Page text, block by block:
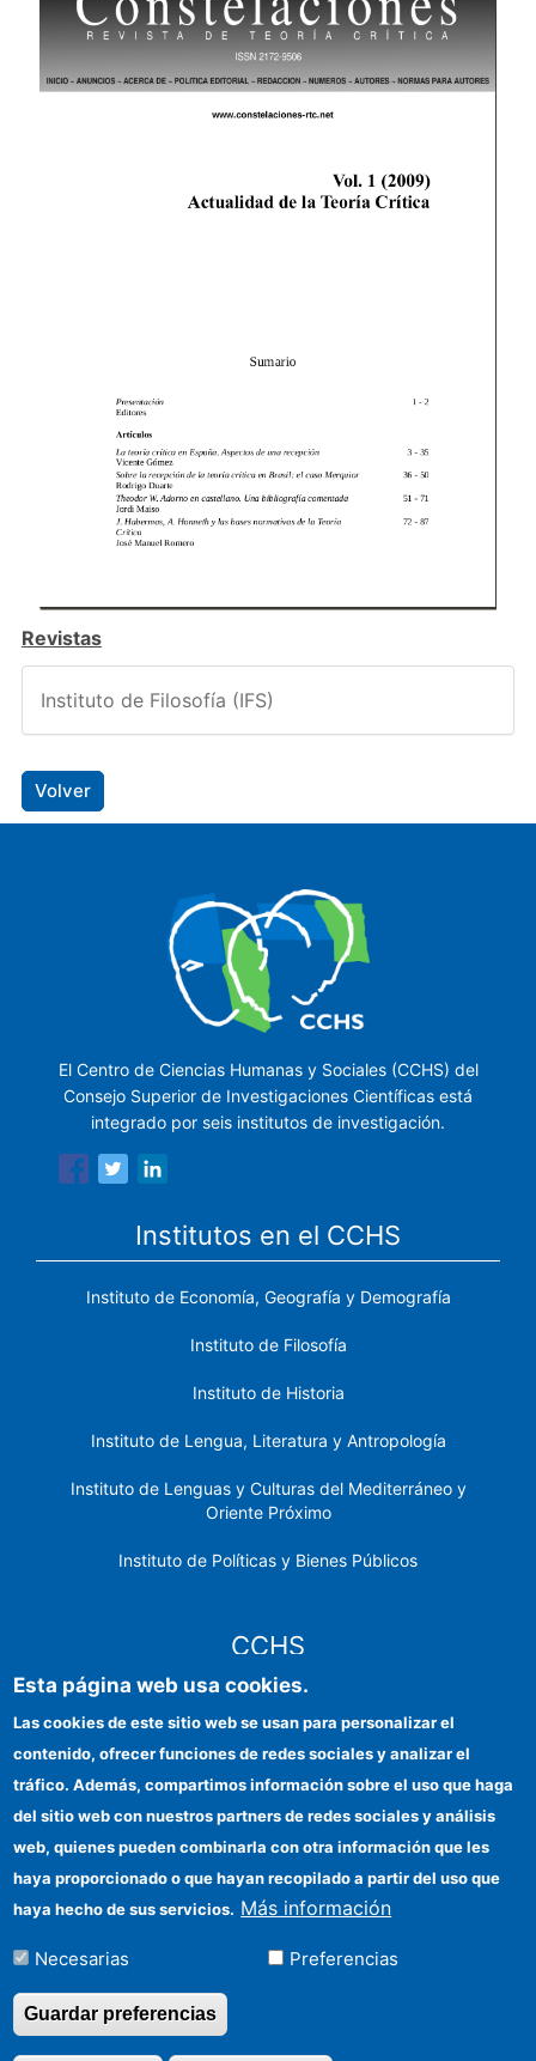
Revistas
Instituto de Filosofía (IFS)
Volver
El Centro de Ciencias Humanas y Sociales (CCHS) del
Consejo Superior de Investigaciones Científicas está
integrado por seis institutos de investigación.
Institutos en el CCHS
Instituto de Economía, Geografía y Demografía
Instituto de Filosofía
Instituto de Historia
Instituto de Lengua, Literatura y Antropología
Instituto de Lenguas y Culturas del Mediterráneo y
Oriente Próximo
Instituto de Políticas y Bienes Públicos
CCHS
Identidad institucional
Ayudas FEDER
Organismos financiadores
Contacto
Cómo llegar
Esta página web usa cookies.
Las cookies de este sitio web se usan para personalizar el
contenido, ofrecer funciones de redes sociales y analizar el
tráfico. Además, compartimos información sobre el uso que haga
del sitio web con nuestros partners de redes sociales y análisis
web, quienes pueden combinarla con otra información que les
haya proporcionado o que hayan recopilado a partir del uso que
haya hecho de sus servicios. Más información
Necesarias Preferencias
Guardar preferencias